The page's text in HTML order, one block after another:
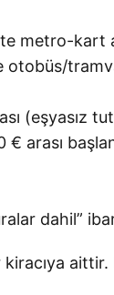
metro-kart
otobüs/
(eşyasız
€ arası
dahil”
aittir.